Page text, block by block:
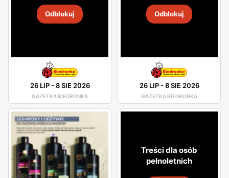
Odblokuj
26 LIP-8 SIE 2026
GAZETKA BIEDRONKA
Odblokuj
26 LIP-8 SIE 2026
GAZETKA BIEDRONKA
Treści dla osób
pełnoletnich